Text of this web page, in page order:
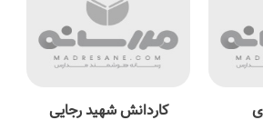
کاردانش شهید رجایی